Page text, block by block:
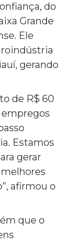
do
Grande
Ele
gerando
de R$ 60
Estamos
gerar
afirmou o
que o